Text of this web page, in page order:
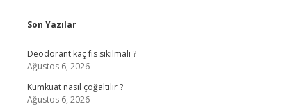
Sidebar
Son Yazılar
Deodorant kaç fıs sıkılmalı ?
Ağustos 6, 2026
Kumkuat nasıl çoğaltılır ?
Ağustos 6, 2026